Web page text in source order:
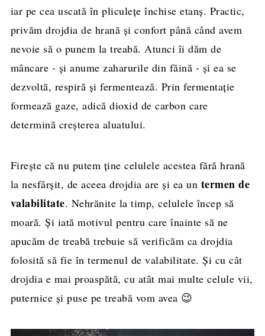
iar pe cea uscată în pliculețe închise etanș. Practic,
privăm drojdia de hrană și confort până când avem
nevoie să o punem la treabă. Atunci îi dăm de
mâncare - și anume zaharurile din făină - și ea se
dezvoltă, respiră și fermentează. Prin fermentație
formează gaze, adică dioxid de carbon care
determină creșterea aluatului.
Firește că nu putem ține celulele acestea fără hrană
la nesfârșit, de aceea drojdia are și ea un termen de
valabilitate. Nehrănite la timp, celulele încep să
moară. Și iată motivul pentru care înainte să ne
apucăm de treabă trebuie să verificăm ca drojdia
folosită să fie în termenul de valabilitate. Și cu cât
drojdia e mai proaspătă, cu atât mai multe celule vii,
puternice și puse pe treabă vom avea 😉